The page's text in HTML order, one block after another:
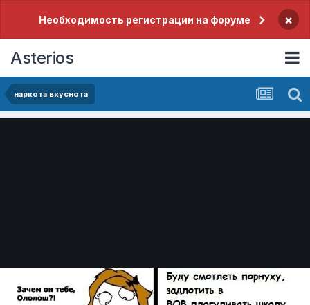
Необходимость регистрации на форуме ×
Asterios
наркота вкуснота